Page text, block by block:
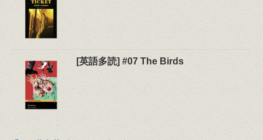
[英語多読] #07 The Birds